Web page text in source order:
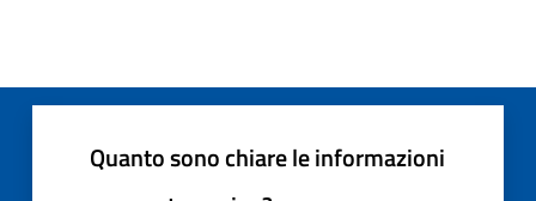
Quanto sono chiare le informazioni